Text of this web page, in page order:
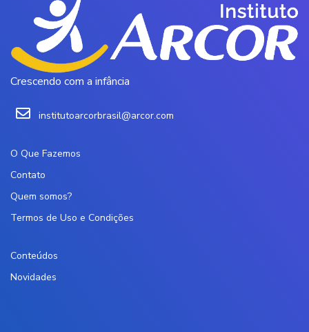
Crescendo com a infância
institutoarcorbrasil@arcor.com
O Que Fazemos
Contato
Quem somos?
Termos de Uso e Condições
Conteúdos
Novidades